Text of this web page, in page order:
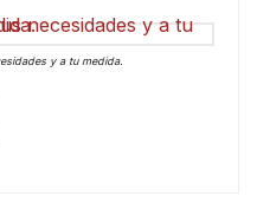
y a tu medida.